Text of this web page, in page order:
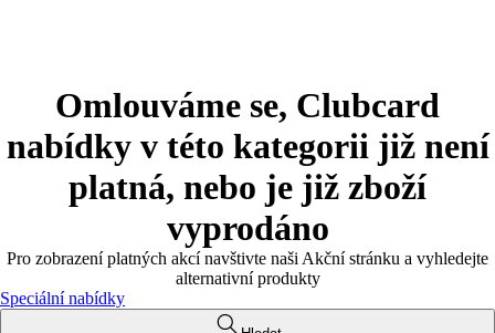
Omlouváme se, Clubcard
nabídky v této kategorii již není
platná, nebo je již zboží
vyprodáno
Pro zobrazení platných akcí navštivte naši Akční stránku a vyhledejte
alternativní produkty
Speciální nabídky